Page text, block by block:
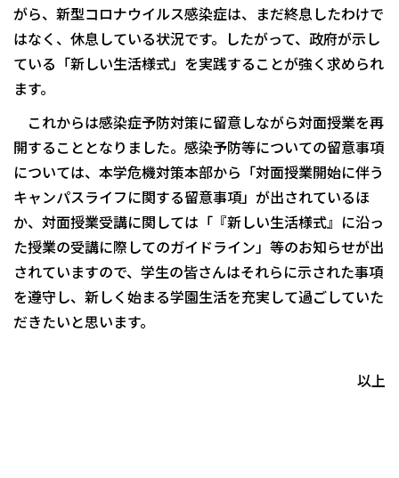
がら、新型コロナウイルス感染症は、まだ終息したわけで
はなく、休息している状況です。したがって、政府が示し
ている「新しい生活様式」を実践することが強く求められ
ます。
これからは感染症予防対策に留意しながら対面授業を再
開することとなりました。感染予防等についての留意事項
については、本学危機対策本部から「対面授業開始に伴う
キャンパスライフに関する留意事項」が出されているほ
か、対面授業受講に関しては「『新しい生活様式』に沿っ
た授業の受講に際してのガイドライン」等のお知らせが出
されていますので、学生の皆さんはそれらに示された事項
を遵守し、新しく始まる学園生活を充実して過ごしていた
だきたいと思います。
以上